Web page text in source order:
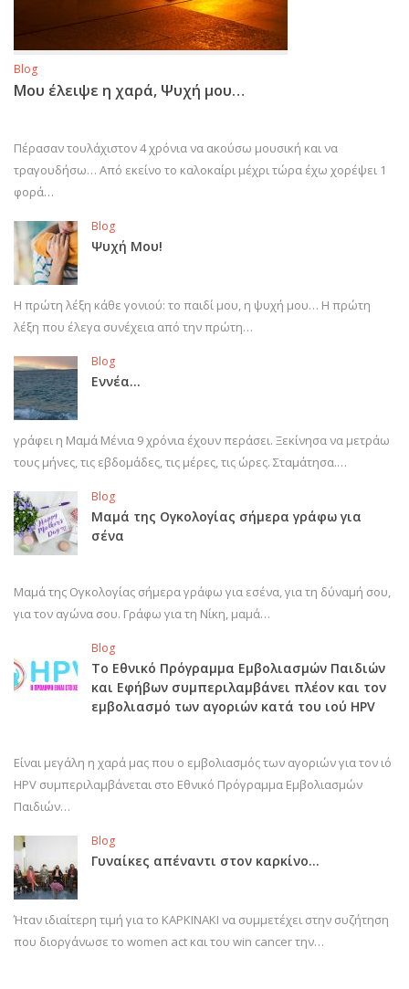
Blog
Μου έλειψε η χαρά, Ψυχή μου…
Πέρασαν τουλάχιστον 4 χρόνια να ακούσω μουσική και να
τραγουδήσω… Από εκείνο το καλοκαίρι μέχρι τώρα έχω χορέψει 1
φορά…
Blog
Ψυχή Μου!
Η πρώτη λέξη κάθε γονιού: το παιδί μου, η ψυχή μου… Η πρώτη
λέξη που έλεγα συνέχεια από την πρώτη…
Blog
Εννέα…
γράφει η Μαμά Μένια 9 χρόνια έχουν περάσει. Ξεκίνησα να μετράω
τους μήνες, τις εβδομάδες, τις μέρες, τις ώρες. Σταμάτησα.…
Blog
Μαμά της Ογκολογίας σήμερα γράφω για
σένα
Μαμά της Ογκολογίας σήμερα γράφω για εσένα, για τη δύναμή σου,
για τον αγώνα σου. Γράφω για τη Νίκη, μαμά…
Blog
Το Εθνικό Πρόγραμμα Εμβολιασμών Παιδιών
και Εφήβων συμπεριλαμβάνει πλέον και τον
εμβολιασμό των αγοριών κατά του ιού HPV
Είναι μεγάλη η χαρά μας που ο εμβολιασμός των αγοριών για τον ιό
HPV συμπεριλαμβάνεται στο Εθνικό Πρόγραμμα Εμβολιασμών
Παιδιών…
Blog
Γυναίκες απέναντι στον καρκίνο…
Ήταν ιδιαίτερη τιμή για το ΚΑΡΚΙΝΑΚΙ να συμμετέχει στην συζήτηση
που διοργάνωσε το women act και του win cancer την…